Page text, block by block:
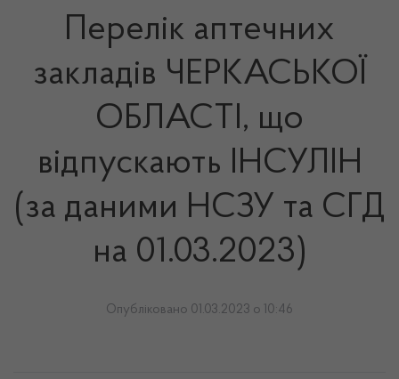
Перелік аптечних
закладів ЧЕРКАСЬКОЇ
ОБЛАСТІ, що
відпускають ІНСУЛІН
(за даними НСЗУ та СГД
на 01.03.2023)
Опубліковано 01.03.2023 о 10:46